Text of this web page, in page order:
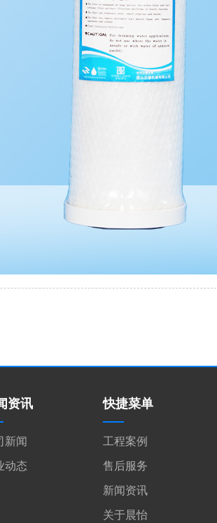
资讯
新闻
动态
快捷菜单
工程案例
售后服务
新闻资讯
关于晨怡